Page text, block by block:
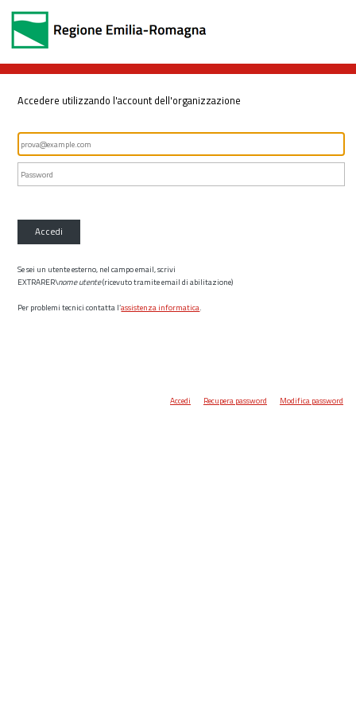
Accedere utilizzando l'account dell'organizzazione
Accedi
Se sei un utente esterno, nel campo email, scrivi
EXTRARER\nome utente(ricevuto tramite email di abilitazione)
Per problemi tecnici contatta l’assistenza informatica.
Accedi Recupera password Modifica password